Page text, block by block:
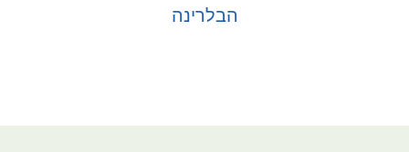
הבלרינה